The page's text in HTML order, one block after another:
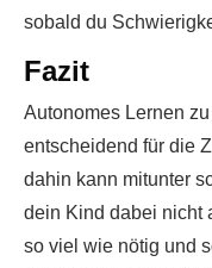
sobald du
Fazit
Autonomes Lernen
entscheidend für die
dahin kann mitunter
dein Kind dabei nicht
so viel wie nötig und